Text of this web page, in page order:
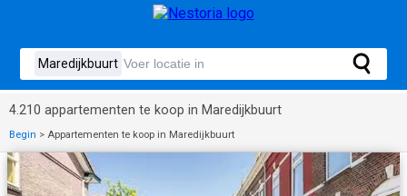
4.210 appartementen te koop in Maredijkbuurt
Begin > Appartementen te koop in Maredijkbuurt